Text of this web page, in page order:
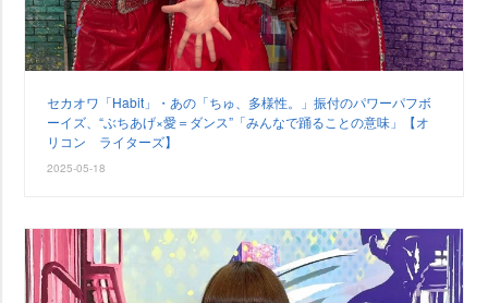
セカオワ「Habit」・あの「ちゅ、多様性。」振付のパワーパフボ
ーイズ、“ぶちあげ×愛＝ダンス”「みんなで踊ることの意味」【オ
リコン ライターズ】
2025-05-18